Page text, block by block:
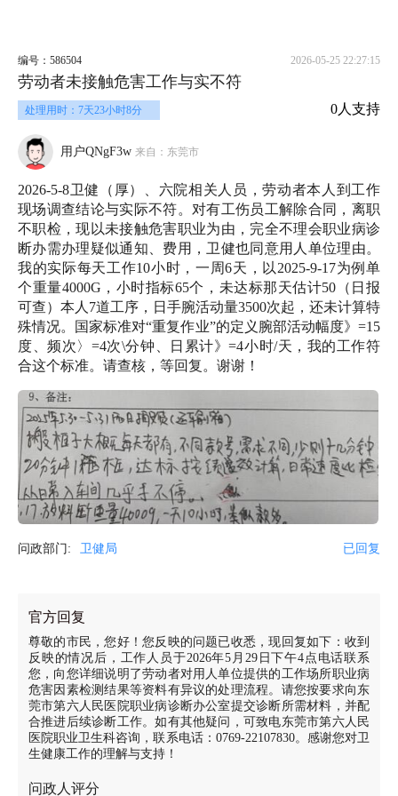
编号：586504 2026-05-25 22:27:15
劳动者未接触危害工作与实不符
处理用时：7天23小时8分 0人支持
用户QNgF3w 来自：东莞市
2026-5-8卫健（厚）、六院相关人员，劳动者本人到工作
现场调查结论与实际不符。对有工伤员工解除合同，离职
不职检，现以未接触危害职业为由，完全不理会职业病诊
断办需办理疑似通知、费用，卫健也同意用人单位理由。
我的实际每天工作10小时，一周6天，以2025-9-17为例单
个重量4000G，小时指标65个，未达标那天估计50（日报
可查）本人7道工序，日手腕活动量3500次起，还未计算特
殊情况。国家标准对“重复作业”的定义腕部活动幅度》=15
度、频次〉=4次\分钟、日累计》=4小时/天，我的工作符
合这个标准。请查核，等回复。谢谢！
问政部门: 卫健局 已回复
官方回复
尊敬的市民，您好！您反映的问题已收悉，现回复如下：收到
反映的情况后，工作人员于2026年5月29日下午4点电话联系
您，向您详细说明了劳动者对用人单位提供的工作场所职业病
危害因素检测结果等资料有异议的处理流程。请您按要求向东
莞市第六人民医院职业病诊断办公室提交诊断所需材料，并配
合推进后续诊断工作。如有其他疑问，可致电东莞市第六人民
医院职业卫生科咨询，联系电话：0769-22107830。感谢您对卫
生健康工作的理解与支持！
问政人评分